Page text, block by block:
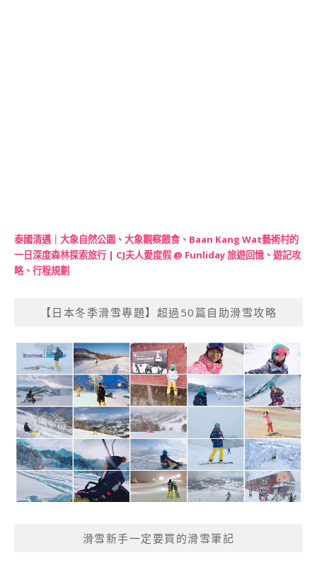
泰國清邁｜大象自然公園、大象觀察餵食、Baan Kang Wat藝術村的
一日深度森林探索旅行 | CJ夫人愛度假 @ Funliday 旅遊回憶、遊記攻
略、行程規劃
【日本冬季滑雪專題】超過50篇自助滑雪攻略
滑雪新手一定要買的滑雪筆記